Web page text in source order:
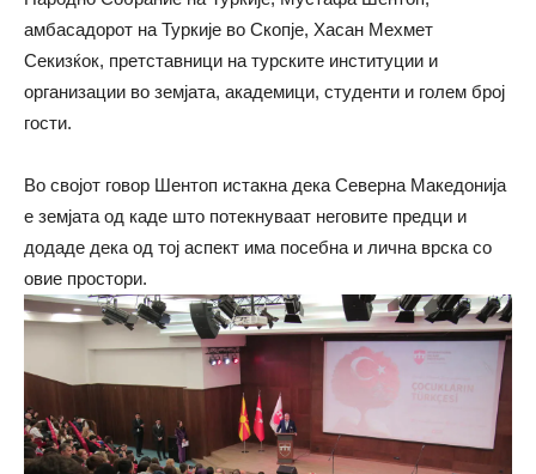
амбасадорот на Туркије во Скопје, Хасан Мехмет
Секизќок, претставници на турските институции и
организации во земјата, академици, студенти и голем број
гости.
Во својот говор Шентоп истакна дека Северна Македонија
е земјата од каде што потекнуваат неговите предци и
додаде дека од тој аспект има посебна и лична врска со
овие простори.